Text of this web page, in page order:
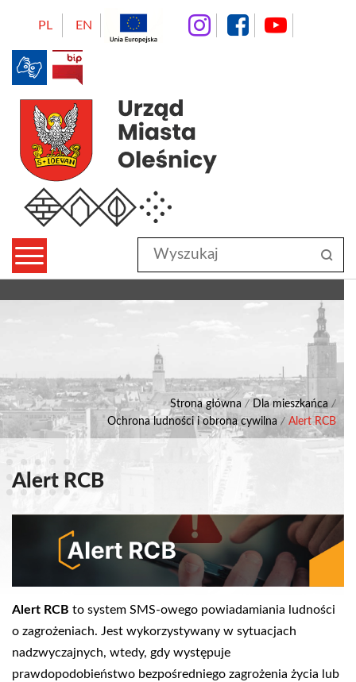
PL EN instagram
Wyszukaj
w
serwisie
Strona główna / Dla mieszkańca /
Ochrona ludności i obrona cywilna / Alert RCB
Alert RCB
Alert RCB to system SMS-owego powiadamiania ludności
o zagrożeniach. Jest wykorzystywany w sytuacjach
nadzwyczajnych, wtedy, gdy występuje
prawdopodobieństwo bezpośredniego zagrożenia życia lub